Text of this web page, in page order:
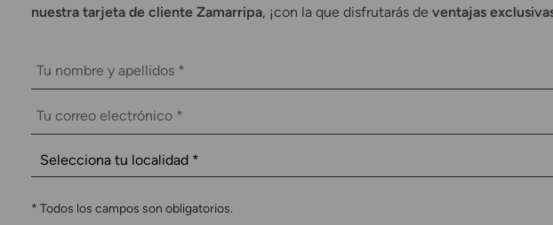
nuestra tarjeta de cliente Zamarripa, ¡con la que disfrutarás de ventajas
* Todos los campos son obligatorios.